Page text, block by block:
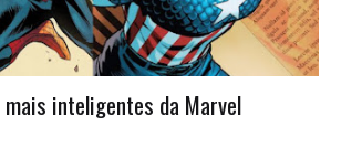
inteligentes da Marvel